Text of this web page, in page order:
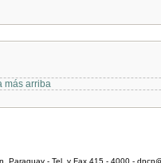
más arriba
Paraguay - Tel. y Fax 415 - 4000 -